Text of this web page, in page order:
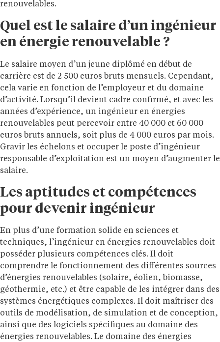
renouvelables.
Quel est le salaire d’un ingénieur
en énergie renouvelable ?
Le salaire moyen d’un jeune diplômé en début de
carrière est de 2 500 euros bruts mensuels. Cependant,
cela varie en fonction de l’employeur et du domaine
d’activité. Lorsqu’il devient cadre confirmé, et avec les
années d’expérience, un ingénieur en énergies
renouvelables peut percevoir entre 40 000 et 60 000
euros bruts annuels, soit plus de 4 000 euros par mois.
Gravir les échelons et occuper le poste d’ingénieur
responsable d’exploitation est un moyen d’augmenter le
salaire.
Les aptitudes et compétences
pour devenir ingénieur
En plus d’une formation solide en sciences et
techniques, l’ingénieur en énergies renouvelables doit
posséder plusieurs compétences clés. Il doit
comprendre le fonctionnement des différentes sources
d’énergies renouvelables (solaire, éolien, biomasse,
géothermie, etc.) et être capable de les intégrer dans des
systèmes énergétiques complexes. Il doit maîtriser des
outils de modélisation, de simulation et de conception,
ainsi que des logiciels spécifiques au domaine des
énergies renouvelables. Le domaine des énergies